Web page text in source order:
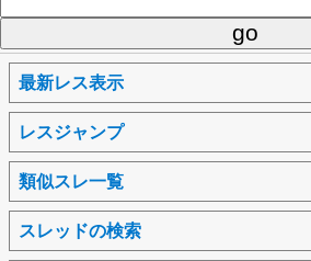
最新レス表示
レスジャンプ
類似スレ一覧
スレッドの検索